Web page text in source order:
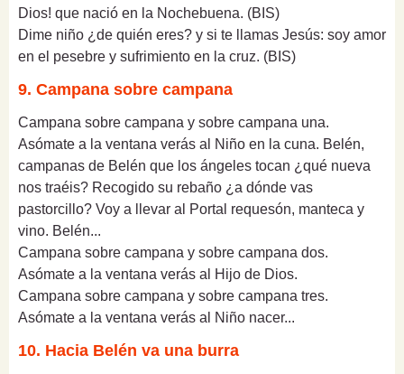
Dios! que nació en la Nochebuena. (BIS)
Dime niño ¿de quién eres? y si te llamas Jesús: soy amor
en el pesebre y sufrimiento en la cruz. (BIS)
9. Campana sobre campana
Campana sobre campana y sobre campana una.
Asómate a la ventana verás al Niño en la cuna. Belén,
campanas de Belén que los ángeles tocan ¿qué nueva
nos traéis? Recogido su rebaño ¿a dónde vas
pastorcillo? Voy a llevar al Portal requesón, manteca y
vino. Belén...
Campana sobre campana y sobre campana dos.
Asómate a la ventana verás al Hijo de Dios.
Campana sobre campana y sobre campana tres.
Asómate a la ventana verás al Niño nacer...
10. Hacia Belén va una burra